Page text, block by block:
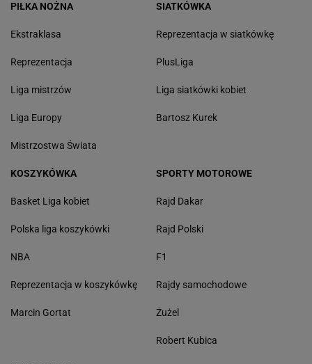
PIŁKA NOŻNA
Ekstraklasa
Reprezentacja
Liga mistrzów
Liga Europy
Mistrzostwa Świata
SIATKÓWKA
Reprezentacja w siatkówkę
PlusLiga
Liga siatkówki kobiet
Bartosz Kurek
KOSZYKÓWKA
Basket Liga kobiet
Polska liga koszykówki
NBA
Reprezentacja w koszykówkę
Marcin Gortat
SPORTY MOTOROWE
Rajd Dakar
Rajd Polski
F1
Rajdy samochodowe
Żużel
Robert Kubica